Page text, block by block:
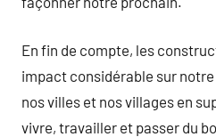
En fin de compte, les
impact considérable sur
nos villes et nos villages en
vivre, travailler et passer du